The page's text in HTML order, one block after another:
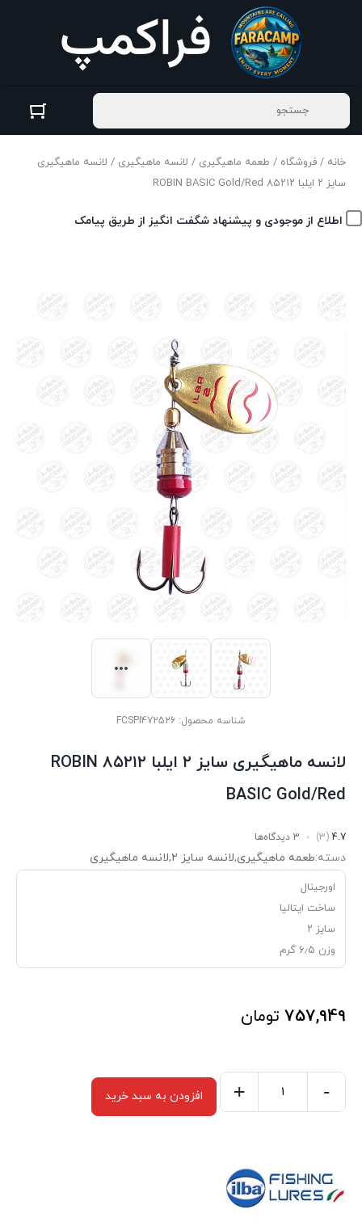
خانه / فروشگاه / طعمه ماهیگیری / لانسه ماهیگیری / لانسه ماهیگیری
سایز ۲ ایلبا ۸۵۲۱۲ ROBIN BASIC Gold/Red
اطلاع از موجودی و پیشنهاد شگفت انگیز از طریق پیامک
شناسه محصول: FCSPI472526
لانسه ماهیگیری سایز ۲ ایلبا ۸۵۲۱۲ ROBIN
BASIC Gold/Red
4.7
(3) 3 دیدگاه‌ها
دسته:طعمه ماهیگیری,لانسه سایز ۲ ,لانسه ماهیگیری
اورجینال
ساخت ایتالیا
سایز ۲
وزن ۶٫۵ گرم
757,949 تومان
ایلبا
-
+ افزودن به سبد خرید